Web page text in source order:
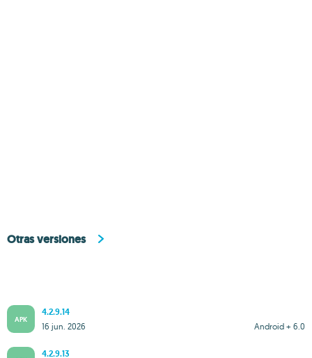
Otras versiones
APK
4.2.9.14
Android + 6.0
16 jun. 2026
4.2.9.13